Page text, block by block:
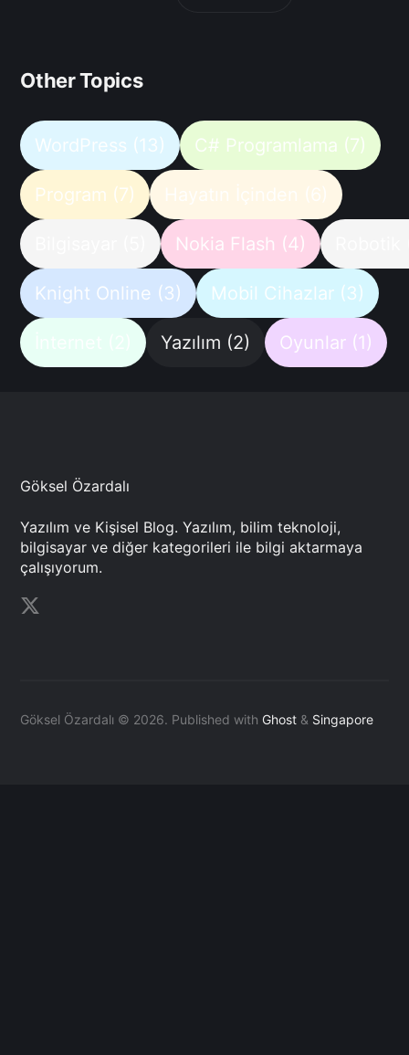
Other Topics
WordPress (13) C# Programlama (7)
Program (7) Hayatın İçinden (6)
Nokia Flash (4)
Knight Online (3) Mobil Cihazlar (3)
Yazılım (2) Oyunlar (1)
Göksel Özardalı
Yazılım ve Kişisel Blog. Yazılım, bilim teknoloji,
bilgisayar ve diğer kategorileri ile bilgi aktarmaya
çalışıyorum.
Göksel Özardalı © 2026. Published with Ghost & Singapore